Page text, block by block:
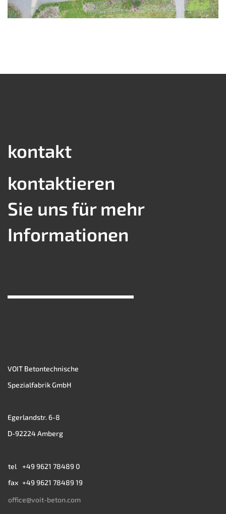
kontakt
kontaktieren
Sie uns für mehr
Informationen
VOIT Betontechnische
Spezialfabrik GmbH
Egerlandstr. 6-8
D-92224 Amberg
tel
fax
+49 9621 78489 0
+49 9621 78489 19
office@voit-beton.com